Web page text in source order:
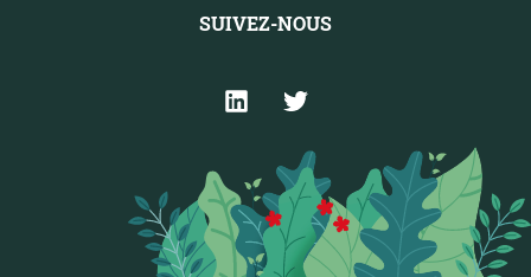
SUIVEZ-NOUS